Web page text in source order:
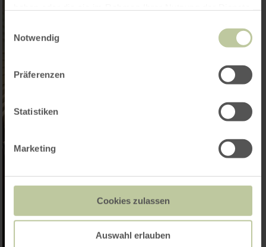
Notwendig
Präferenzen
Statistiken
Marketing
Cookies zulassen
Auswahl erlauben